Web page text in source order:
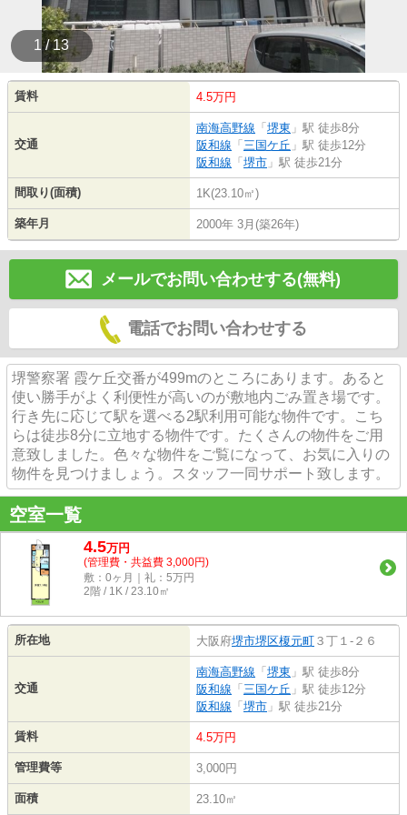
1 / 13
賃料 4.5万円
交通
南海高野線 「 堺東 」駅 徒歩8分
阪和線 「 三国ケ丘 」駅 徒歩12分
阪和線 「 堺市 」駅 徒歩21分
間取り(面積) 1K(23.10㎡)
築年月 2000年 3月(築26年)
メールでお問い合わせする(無料)
電話でお問い合わせする
堺警察署 霞ケ丘交番が499mのところにあります。あると
使い勝手がよく利便性が高いのが敷地内ごみ置き場です。
行き先に応じて駅を選べる2駅利用可能な物件です。こち
らは徒歩8分に立地する物件です。たくさんの物件をご用
意致しました。色々な物件をご覧になって、お気に入りの
物件を見つけましょう。スタッフ一同サポート致します。
空室一覧
4.5万円
(管理費・共益費 3,000円)
敷：0ヶ月｜礼：5万円
2階 / 1K / 23.10㎡
所在地 大阪府堺市堺区榎元町 ３丁１-２６
交通
南海高野線 「 堺東 」駅 徒歩8分
阪和線 「 三国ケ丘 」駅 徒歩12分
阪和線 「 堺市 」駅 徒歩21分
賃料 4.5万円
管理費等 3,000円
面積 23.10㎡